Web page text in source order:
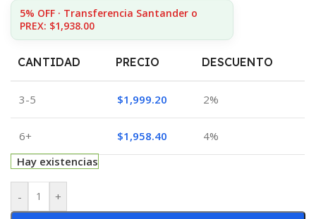
5% OFF · Transferencia Santander o
PREX: $1,938.00
CANTIDAD PRECIO DESCUENTO
3-5 $1,999.20 2%
6+ $1,958.40
4%
Hay existencias
- +